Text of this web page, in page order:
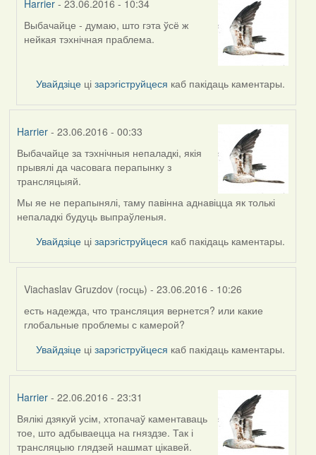
Harrier - 23.06.2016 - 10:34
In
reply
Дарья
(госць)
Выбачайце - думаю, што гэта ўсё ж
нейкая тэхнічная праблема.
Увайдзіце цізарэгіструйцеся каб пакідаць каментары.
Harrier- 23.06.2016 - 00:33
Выбачайце за тэхнічныя непаладкі, якія
прывялі да часовага перапынку з
трансляцыяй.
Мы яе не перапынялі, таму павінна аднавіцца як толькі
непаладкі будуць выпраўленыя.
Увайдзіце цізарэгіструйцеся каб пакідаць каментары.
Viachaslav Gruzdov (госць) - 23.06.2016 - 10:26
In
reply
Harrier
есть надежда, что трансляция вернется? или какие
глобальные проблемы с камерой?
Увайдзіце цізарэгіструйцеся каб пакідаць каментары.
Harrier- 22.06.2016 - 23:31
Вялікі дзякуй усім, хтопачаў каментаваць
тое, што адбываецца на гняздзе. Так і
трансляцыю глядзей нашмат цікавей.